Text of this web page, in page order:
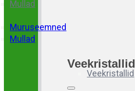
Mullad
Muruseemned
Mullad
Veekristallid
Veekristallid